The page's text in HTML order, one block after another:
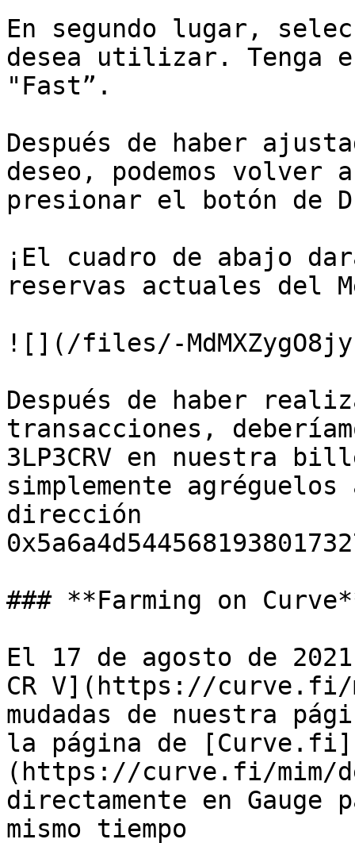
En segundo lugar,
desea utilizar. Tenga
"Fast”.
Después de haber
deseo, podemos
presionar el botón de
¡El cuadro de abajo
reservas actuales del
![](/files/-
Después de haber
transacciones,
3LP3CRV en nuestra
simplemente agréguelos
dirección
### **Farming on
El 17 de agosto de
CR V](https://curve.fi/
mudadas de nuestra
la página de [Curve.fi]
(https://curve.fi/mim/
directamente en Gauge